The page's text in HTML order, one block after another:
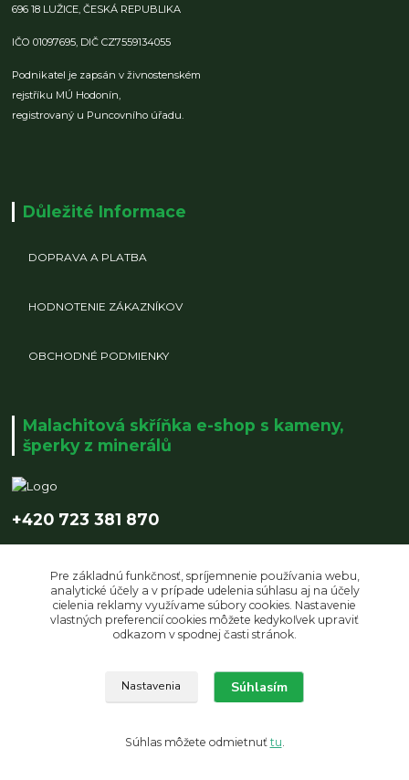
696 18 LUŽICE,ČESKÁ REPUBLIKA
IČO 01097695, DIČ CZ7559134055
Podnikatel je zapsán v živnostenském
rejstříku MÚ Hodonín,
registrovaný u Puncovního úřadu.
Důležité Informace
DOPRAVA A PLATBA
HODNOTENIE ZÁKAZNÍKOV
OBCHODNÉ PODMIENKY
Malachitová skříňka e-shop s kameny,
šperky z minerálů
+420 723 381 870
Upravit sběr cookies.
© Copyright 2019 Malachitová skříňka | design by LUCZI DESIGNE s.r.o.
Pre základnú funkčnosť, spríjemnenie používania webu,
analytické účely a v prípade udelenia súhlasu aj na účely
cielenia reklamy využívame súbory cookies. Nastavenie
vlastných preferencií cookies môžete kedykoľvek upraviť
odkazom v spodnej časti stránok.
Nastavenia Súhlasím
Súhlas môžete odmietnuť tu.